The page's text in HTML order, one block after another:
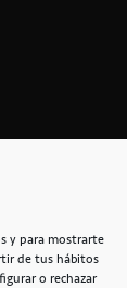
y para mostrarte
de tus hábitos
o rechazar